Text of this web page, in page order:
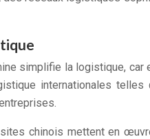
simplifie la logistique,
internationales
chinois mettent en